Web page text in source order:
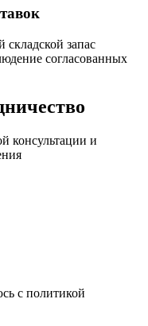
запас
согласованных
консультации и
с политикой